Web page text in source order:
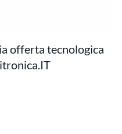
offerta tecnologica